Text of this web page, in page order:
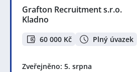
Grafton Recruitment s.r.o.
Kladno
60 000 Kč Plný úvazek
Zveřejněno: 5. srpna